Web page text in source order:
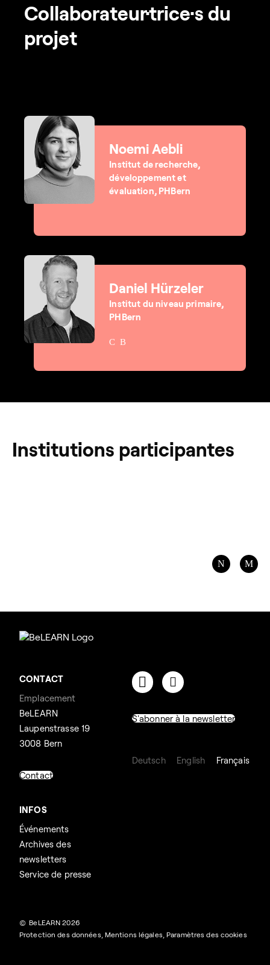
Collaborateur·trice·s du
projet
Noemi Aebli
Institut de recherche,
développement et
évaluation, PHBern
Daniel Hürzeler
Institut du niveau primaire,
PHBern
Institutions participantes
CONTACT
Emplacement
BeLEARN
Laupenstrasse 19
3008 Bern
Contact
INFOS
Événements
Archives des
newsletters
Service de presse
S'abonner à la newsletter
Deutsch English Français
© BeLEARN 2026
Protection des données Mentions légales ,Paramètres des cookies